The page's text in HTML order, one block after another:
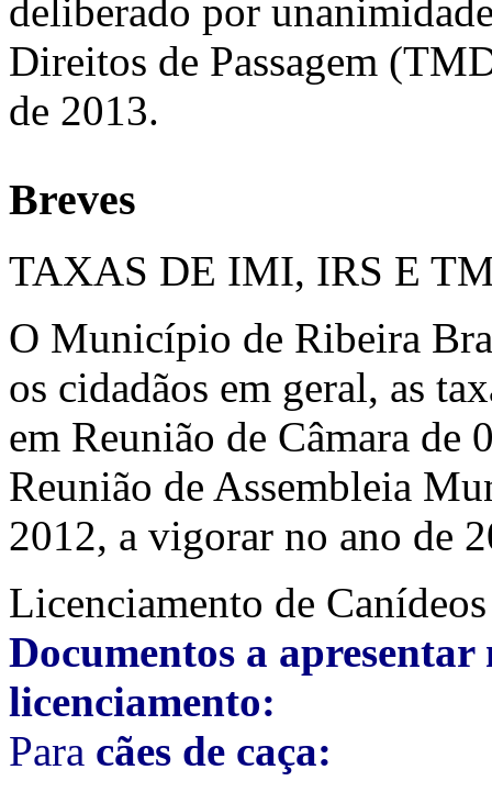
deliberado por
Direitos de Passagem
de 2013.
Breves
TAXAS DE IMI, IRS E
O Município de Ribeira
os cidadãos em geral, as
em Reunião de Câmara de
Reunião de Assembleia
2012, a vigorar no ano de
Licenciamento de Canídeos
Documentos a
licenciamento:
Para cães de caça: